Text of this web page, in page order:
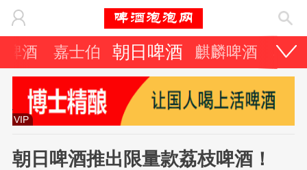
啤酒 嘉士伯 朝日啤酒 麒麟啤酒 其
VIP
朝日啤酒推出限量款荔枝啤酒！